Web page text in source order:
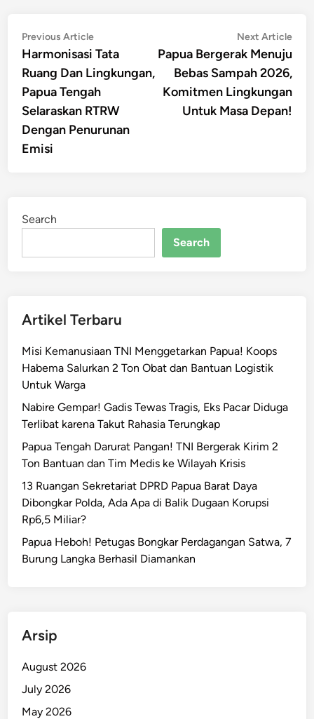
Post
navigation
Previous ArticlePrevious
article:
Harmonisasi Tata
Ruang Dan Lingkungan,
Papua Tengah
Selaraskan RTRW
Dengan Penurunan
Emisi
Next Article
Papua Bergerak Menuju
Bebas Sampah 2026,
Komitmen Lingkungan
Untuk Masa Depan!
Search
Search
Artikel Terbaru
Misi Kemanusiaan TNI Menggetarkan Papua! Koops
Habema Salurkan 2 Ton Obat dan Bantuan Logistik
Untuk Warga
Nabire Gempar! Gadis Tewas Tragis, Eks Pacar Diduga
Terlibat karena Takut Rahasia Terungkap
Papua Tengah Darurat Pangan! TNI Bergerak Kirim 2
Ton Bantuan dan Tim Medis ke Wilayah Krisis
13 Ruangan Sekretariat DPRD Papua Barat Daya
Dibongkar Polda, Ada Apa di Balik Dugaan Korupsi
Rp6,5 Miliar?
Papua Heboh! Petugas Bongkar Perdagangan Satwa, 7
Burung Langka Berhasil Diamankan
Arsip
August 2026
July 2026
May 2026